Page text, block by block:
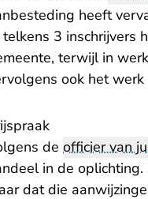
heeft
telkens 3 inschrijvers
terwijl in
ook het
de officier van
in de
dat die